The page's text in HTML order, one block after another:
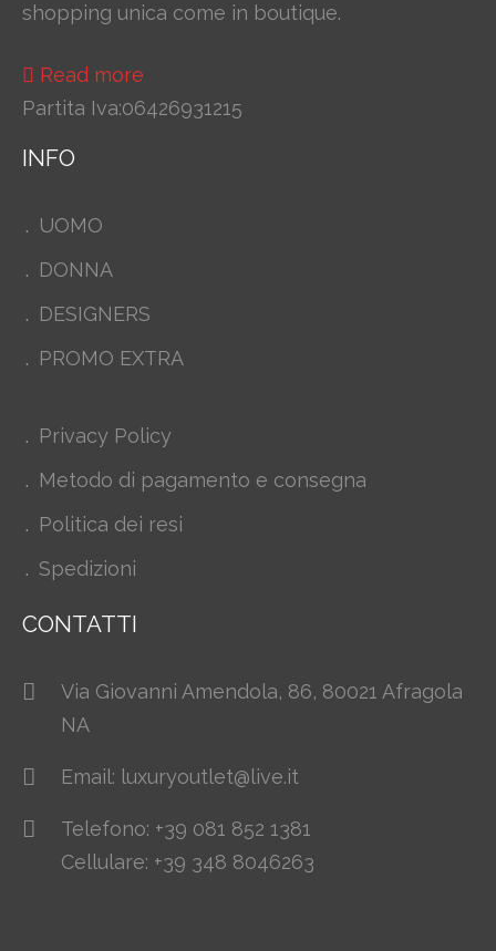
shopping unica come in boutique.
Read more
Partita Iva:06426931215
INFO
UOMO
DONNA
DESIGNERS
PROMO EXTRA
Privacy Policy
Metodo di pagamento e consegna
Politica dei resi
Spedizioni
CONTATTI
Via Giovanni Amendola, 86, 80021 Afragola
NA
Email: luxuryoutlet@live.it
Telefono: +39 081 852 1381
Cellulare: +39 348 8046263